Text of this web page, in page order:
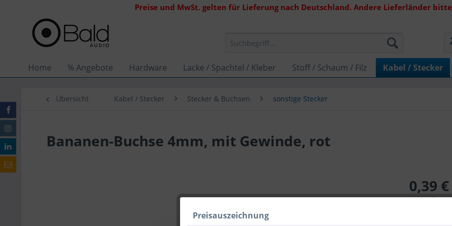
Preise und MwSt. gelten für Lieferung nach Deutschland. Andere Lieferländer
Home % Angebote Hardware Lacke / Spachtel / Kleber Stoff / Schaum / Filz Kabel / Stecker
Übersicht Kabel / Stecker Stecker & Buchsen sonstige Stecker
Bananen-Buchse 4mm, mit Gewinde, rot
0,39
inkl. MwSt.
Lieferzeit
Preisauszeichnung